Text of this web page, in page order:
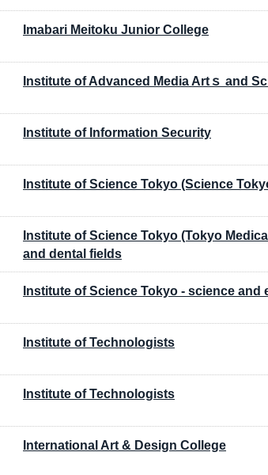
Imabari Meitoku Junior College
Institute of Advanced Media Artｓ and
Institute of Information Security
Institute of Science Tokyo (Science
Institute of Science Tokyo (Tokyo
and dental fields
Institute of Science Tokyo - science and
Institute of Technologists
Institute of Technologists
International Art & Design College